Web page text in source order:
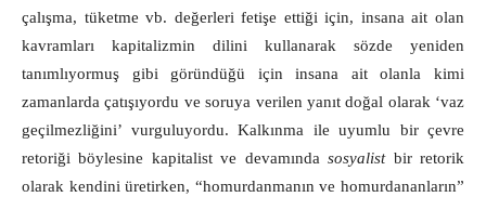
çalışma, tüketme vb. değerleri fetişe ettiği için, insana ait olan
kavramları kapitalizmin dilini kullanarak sözde yeniden
tanımlıyormuş gibi göründüğü için insana ait olanla kimi
zamanlarda çatışıyordu ve soruya verilen yanıt doğal olarak ‘vaz
geçilmezliğini’ vurguluyordu. Kalkınma ile uyumlu bir çevre
retoriği böylesine kapitalist ve devamındasosyalist bir retorik
olarak kendini üretirken, “homurdanmanın ve homurdananların”